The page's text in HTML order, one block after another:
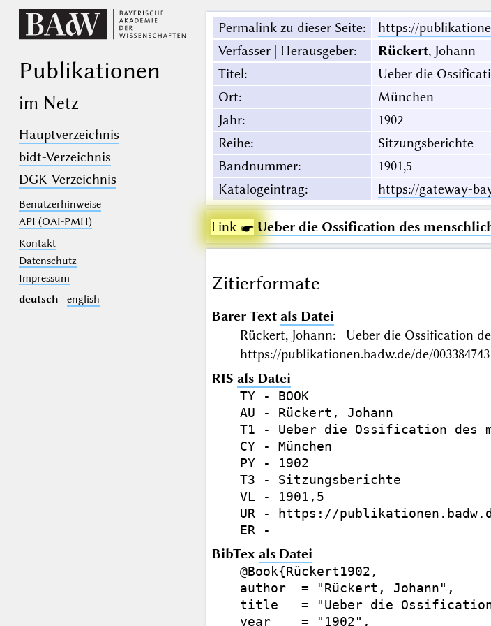
Publikationen
im Netz
Hauptverzeichnis
bidt-Verzeichnis
DGK-Verzeichnis
Benutzerhinweise
API (OAI-PMH)
Kontakt
Datenschutz
Impressum
deutsch
english
Permalink zu dieser Seite:
https://
Verfasser | Herausgeber: Rückert, Johann
Titel:
Ueber die
Ort:
München
Jahr:
1902
Reihe:
Sitzungsberichte
Bandnummer:
1901,5
Katalogeintrag: https://gateway-
Link ☛ Ueber die Ossification des
Zitierformate
Barer Text als Datei
Rückert, Johann: Ueber die Ossification
https://publikationen.badw.de/de/003384743
RIS als Datei
TY - BOOK
AU - Rückert, Johann
T1 - Ueber die Ossification des
CY - München
PY - 1902
T3 - Sitzungsberichte
VL - 1901,5
UR - https://
BibTex als Datei
@Book{Rückert1902,
author  = "Rückert, Johann",
title   = "Ueber die Ossification
year    = "1902",